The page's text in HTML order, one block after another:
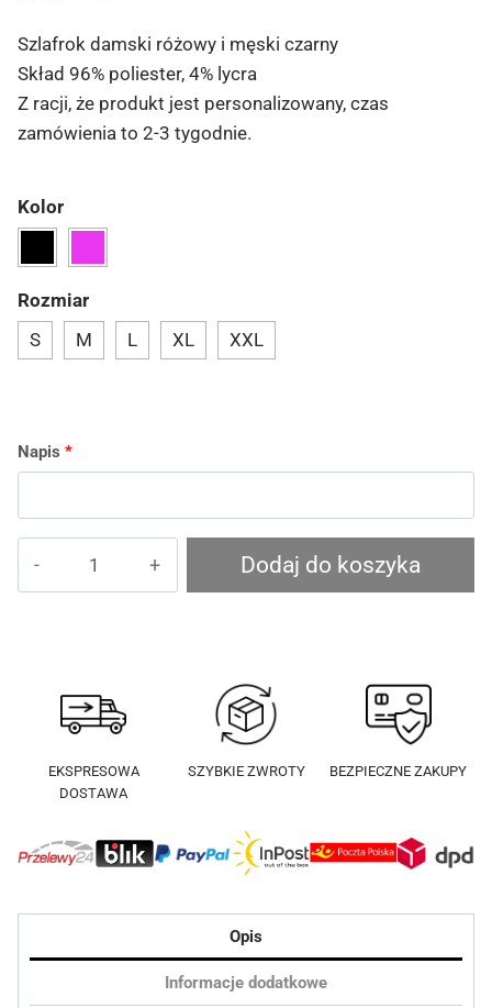
Szlafrok damski różowy i męski czarny
Skład 96% poliester, 4% lycra
Z racji, że produkt jest personalizowany, czas
zamówienia to 2-3 tygodnie.
Kolor
Rozmiar
S
M L XL XXL
Napis *
Dodaj do koszyka
EKSPRESOWA
DOSTAWA
SZYBKIE ZWROTY BEZPIECZNE ZAKUPY
Opis
Informacje dodatkowe